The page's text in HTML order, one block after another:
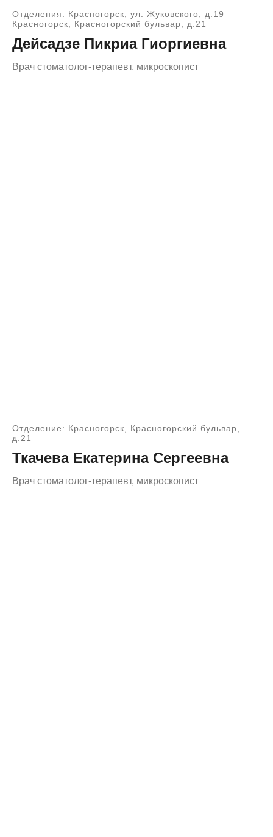
Отделения: Красногорск, ул. Жуковского, д.19
Красногорск, Красногорский бульвар, д.21
Дейсадзе Пикриа Гиоргиевна
Врач стоматолог-терапевт, микроскопист
Отделение: Красногорск, Красногорский бульвар,
д.21
Ткачева Екатерина Сергеевна
Врач стоматолог-терапевт, микроскопист